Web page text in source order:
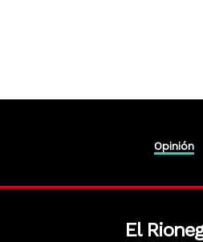
Opinión
El